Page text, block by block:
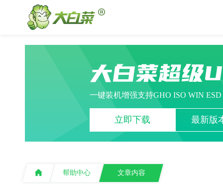
大白菜超级
一键装机增强支持GHO ISO WIN
立即下载 最新版
帮助中心 文章内容